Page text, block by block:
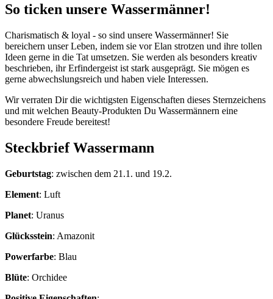
So ticken unsere Wassermänner!
Charismatisch & loyal - so sind unsere Wassermänner! Sie
bereichern unser Leben, indem sie vor Elan strotzen und ihre tollen
Ideen gerne in die Tat umsetzen. Sie werden als besonders kreativ
beschrieben, ihr Erfindergeist ist stark ausgeprägt. Sie mögen es
gerne abwechslungsreich und haben viele Interessen.
Wir verraten Dir die wichtigsten Eigenschaften dieses Sternzeichens
und mit welchen Beauty-Produkten Du Wassermännern eine
besondere Freude bereitest!
Steckbrief Wassermann
Geburtstag: zwischen dem 21.1. und 19.2.
Element: Luft
Planet: Uranus
Glücksstein: Amazonit
Powerfarbe: Blau
Blüte: Orchidee